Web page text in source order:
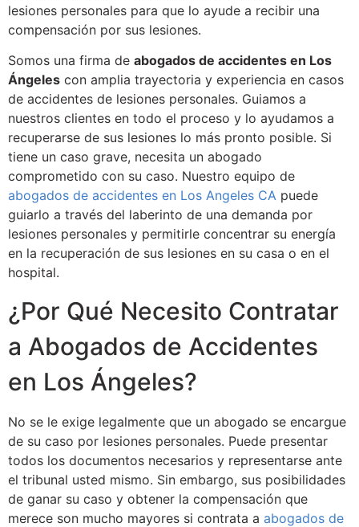
lesiones personales para que lo ayude a recibir una
compensación por sus lesiones.
Somos una firma de abogados de accidentes en Los
Ángeles con amplia trayectoria y experiencia en casos
de accidentes de lesiones personales. Guiamos a
nuestros clientes en todo el proceso y lo ayudamos a
recuperarse de sus lesiones lo más pronto posible. Si
tiene un caso grave, necesita un abogado
comprometido con su caso. Nuestro equipo de
abogados de accidentes en Los Angeles CA puede
guiarlo a través del laberinto de una demanda por
lesiones personales y permitirle concentrar su energía
en la recuperación de sus lesiones en su casa o en el
hospital.
¿Por Qué Necesito Contratar
a Abogados de Accidentes
en Los Ángeles?
No se le exige legalmente que un abogado se encargue
de su caso por lesiones personales. Puede presentar
todos los documentos necesarios y representarse ante
el tribunal usted mismo. Sin embargo, sus posibilidades
de ganar su caso y obtener la compensación que
merece son mucho mayores si contrata a abogados de